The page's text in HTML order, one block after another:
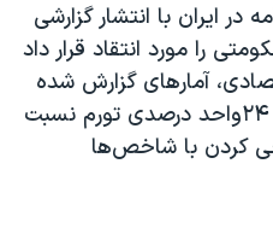
در ایران با انتشار گزارشی
را مورد انتقاد قرار داد
آمارهای گزارش شده
درباره کاهش ادعایی بیش از ۲۴واحد درصدی تورم نسبت
۱۴۰۲ را «شوخی کردن با شاخص‌ها